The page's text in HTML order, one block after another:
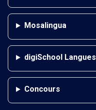
Mosalingua
digiSchool Langues
Concours